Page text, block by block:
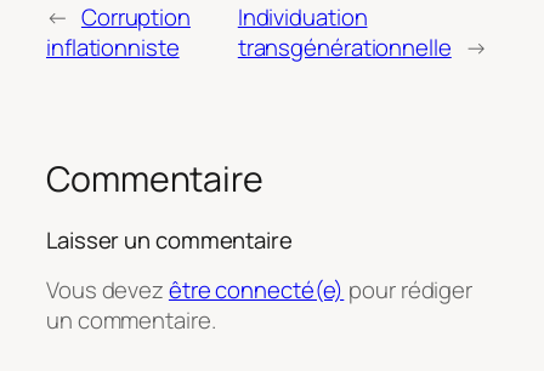
← Corruption
inflationniste
Individuation
transgénérationnelle →
Commentaire
Laisser un commentaire
Vous devezêtre connecté(e) pour rédiger
un commentaire.